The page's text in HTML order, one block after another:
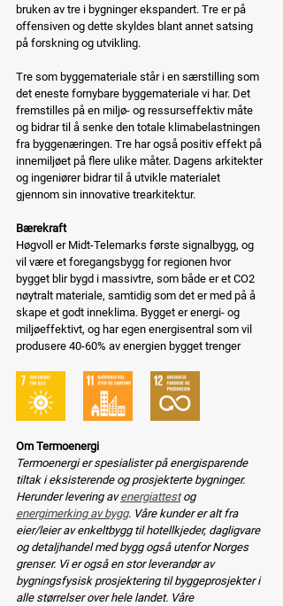
bruken av tre i bygninger ekspandert. Tre er på
offensiven og dette skyldes blant annet satsing
på forskning og utvikling.
Tre som byggemateriale står i en særstilling som
det eneste fornybare byggemateriale vi har. Det
fremstilles på en miljø- og ressurseffektiv måte
og bidrar til å senke den totale klimabelastningen
fra byggenæringen. Tre har også positiv effekt på
innemiljøet på flere ulike måter. Dagens arkitekter
og ingeniører bidrar til å utvikle materialet
gjennom sin innovative trearkitektur.
Bærekraft
Høgvoll er Midt-Telemarks første signalbygg, og
vil være et foregangsbygg for regionen hvor
bygget blir bygd i massivtre, som både er et CO2
nøytralt materiale, samtidig som det er med på å
skape et godt inneklima. Bygget er energi- og
miljøeffektivt, og har egen energisentral som vil
produsere 40-60% av energien bygget trenger
Om Termoenergi
Termoenergi er spesialister på energisparende
tiltak i eksisterende og prosjekterte bygninger.
Herunder levering av energiattest og
energimerking av bygg. Våre kunder er alt fra
eier/leier av enkeltbygg til hotellkjeder, dagligvare
og detaljhandel med bygg også utenfor Norges
grenser. Vi er også en stor leverandør av
bygningsfysisk prosjektering til byggeprosjekter i
alle størrelser over hele landet. Våre